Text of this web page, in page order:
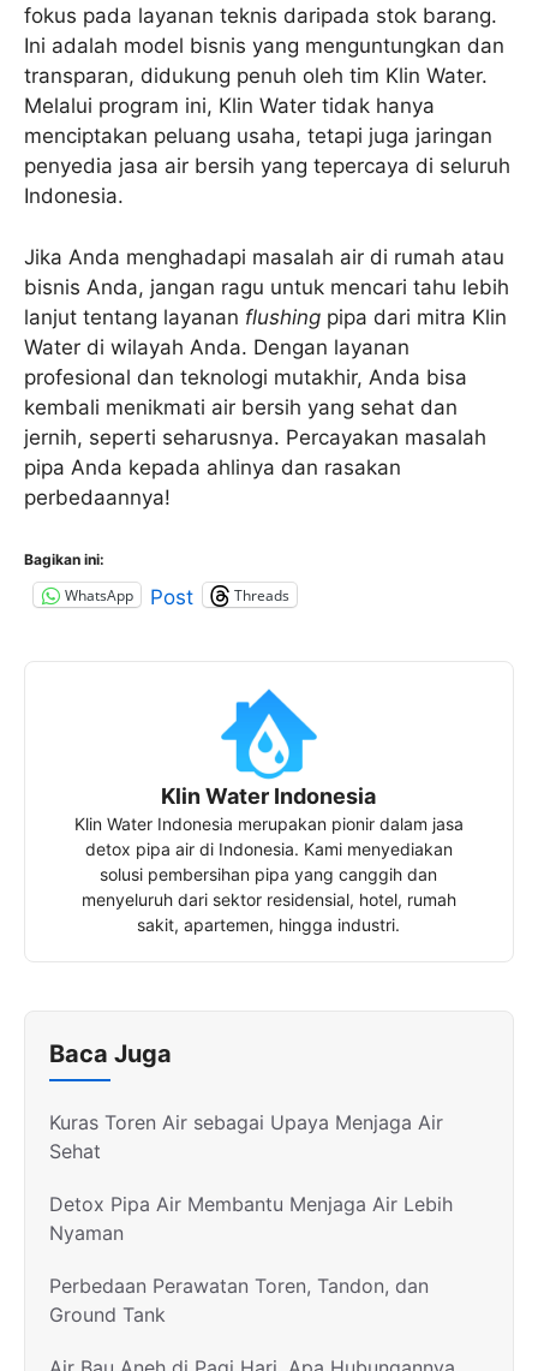
fokus pada layanan teknis daripada stok barang.
Ini adalah model bisnis yang menguntungkan dan
transparan, didukung penuh oleh tim Klin Water.
Melalui program ini, Klin Water tidak hanya
menciptakan peluang usaha, tetapi juga jaringan
penyedia jasa air bersih yang tepercaya di seluruh
Indonesia.
Jika Anda menghadapi masalah air di rumah atau
bisnis Anda, jangan ragu untuk mencari tahu lebih
lanjut tentang layanan flushing pipa dari mitra Klin
Water di wilayah Anda. Dengan layanan
profesional dan teknologi mutakhir, Anda bisa
kembali menikmati air bersih yang sehat dan
jernih, seperti seharusnya. Percayakan masalah
pipa Anda kepada ahlinya dan rasakan
perbedaannya!
Bagikan ini:
WhatsApp Post Threads
Klin Water Indonesia
Klin Water Indonesia merupakan pionir dalam jasa
detox pipa air di Indonesia. Kami menyediakan
solusi pembersihan pipa yang canggih dan
menyeluruh dari sektor residensial, hotel, rumah
sakit, apartemen, hingga industri.
Baca Juga
Kuras Toren Air sebagai Upaya Menjaga Air
Sehat
Detox Pipa Air Membantu Menjaga Air Lebih
Nyaman
Perbedaan Perawatan Toren, Tandon, dan
Ground Tank